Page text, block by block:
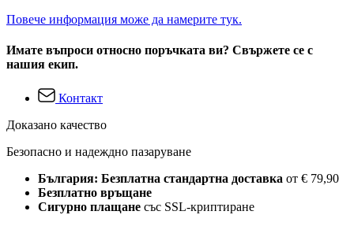
Повече информация може да намерите тук.
Имате въпроси относно поръчката ви? Свържете се с
нашия екип.
Контакт
Доказано качество
Безопасно и надеждно пазаруване
България: Безплатна стандартна доставка от € 79,90
Безплатно връщане
Сигурно плащане със SSL-криптиране